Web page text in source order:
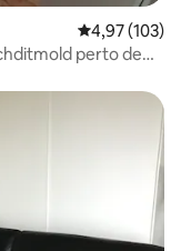
4,97 de uma
4,97 (103)
perto de